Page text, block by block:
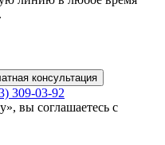
консультация
309-03-92
вы соглашаетесь с